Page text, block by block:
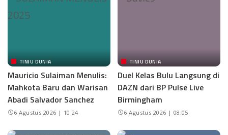
TINJU DUNIA
Mauricio Sulaiman Menulis:
Mahkota Baru dan Warisan
Abadi Salvador Sanchez
6 Agustus 2026 | 10:24
TINJU DUNIA
Duel Kelas Bulu Langsung di
DAZN dari BP Pulse Live
Birmingham
6 Agustus 2026 | 08:05